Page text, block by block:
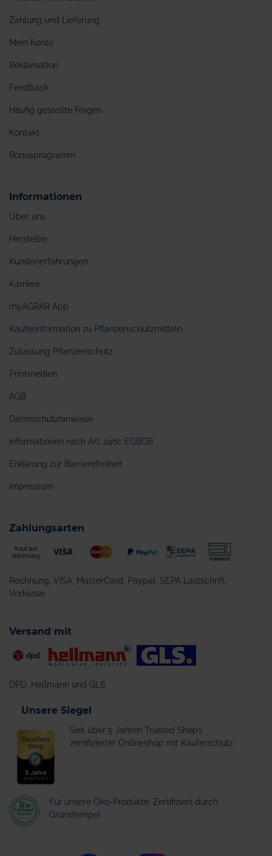
Zahlung und Lieferung
Mein Konto
Reklamation
Feedback
Häufig gestellte Fragen
Kontakt
Bonusprogramm
Informationen
Über uns
Hersteller
Kundenerfahrungen
Karriere
myAGRAR App
Käuferinformation zu Pflanzenschutzmitteln
Zulassung Pflanzenschutz
Printmedien
AGB
Datenschutzhinweise
Informationen nach Art. 246c EGBGB
Erklärung zur Barrierefreiheit
Impressum
Zahlungsarten
Rechnung, VISA, MasterCard, Paypal, SEPA Lastschrift,
Vorkasse
Versand mit
DPD, Hellmann und GLS
Unsere Siegel
Seit über 5 Jahren Trusted Shops
zertifizierter Onlineshop mit Käuferschutz
Für unsere Öko-Produkte: Zertifiziert durch
Grünstempel